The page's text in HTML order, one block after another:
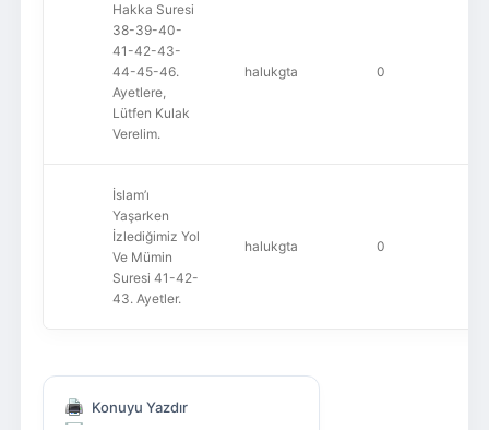
Hakka Suresi
38-39-40-
41-42-43-
44-45-46.
Ayetlere,
Lütfen Kulak
Verelim.
halukgta 0
İslam’ı
Yaşarken
İzlediğimiz Yol
Ve Mümin
Suresi 41-42-
43. Ayetler.
halukgta 0
Konuyu Yazdır